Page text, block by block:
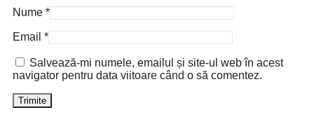
Nume *
Email *
Salvează-mi numele, emailul și site-ul web în acest
navigator pentru data viitoare când o să comentez.